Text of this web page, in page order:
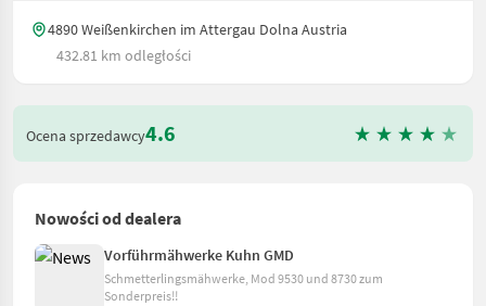
4890 Weißenkirchen im Attergau Dolna Austria
432.81 km odległości
Ocena sprzedawcy4.6
Nowości od dealera
Vorführmähwerke Kuhn GMD
Schmetterlingsmähwerke, Mod 9530 und 8730 zum
Sonderpreis!!